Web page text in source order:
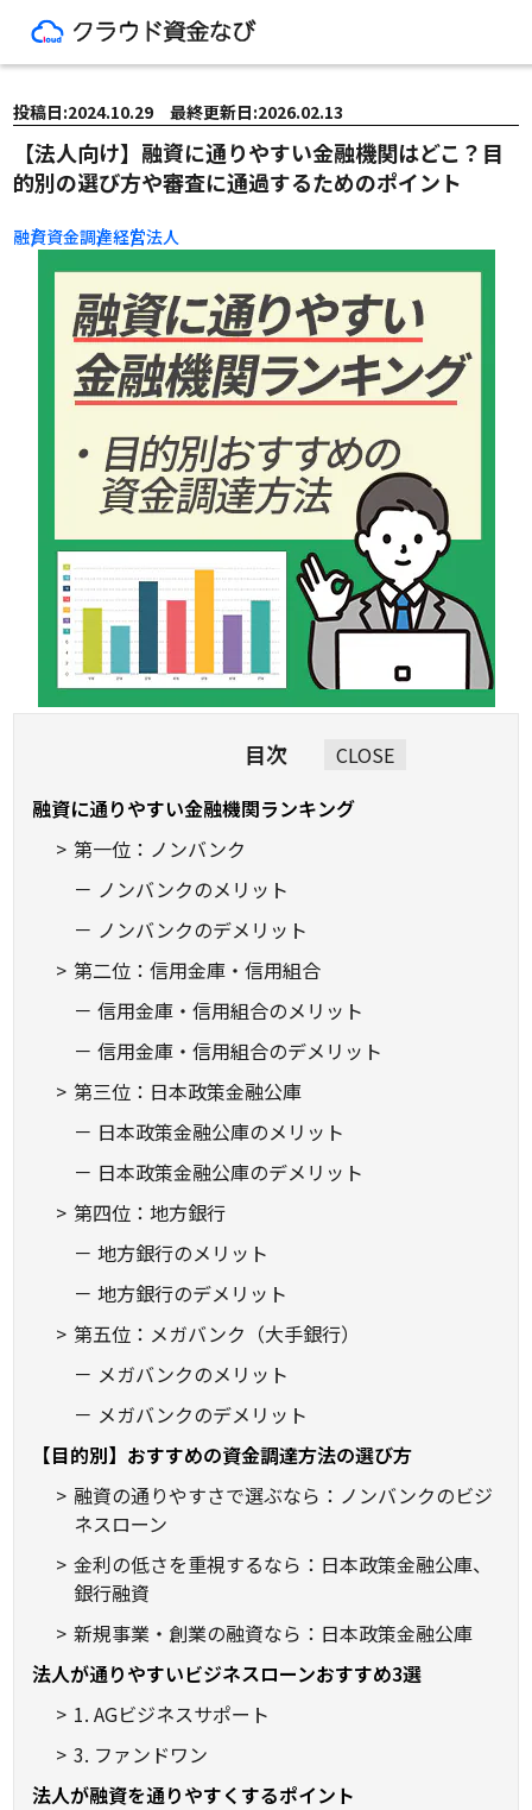
投稿日:2024.10.29 最終更新日:2026.02.13
【法人向け】融資に通りやすい金融機関はどこ？目
的別の選び方や審査に通過するためのポイント
融資資金調達経営法人
目次
CLOSE
融資に通りやすい金融機関ランキング
第一位：ノンバンク
ノンバンクのメリット
ノンバンクのデメリット
第二位：信用金庫・信用組合
信用金庫・信用組合のメリット
信用金庫・信用組合のデメリット
第三位：日本政策金融公庫
日本政策金融公庫のメリット
日本政策金融公庫のデメリット
第四位：地方銀行
地方銀行のメリット
地方銀行のデメリット
第五位：メガバンク（大手銀行）
メガバンクのメリット
メガバンクのデメリット
【目的別】おすすめの資金調達方法の選び方
融資の通りやすさで選ぶなら：ノンバンクのビジ
ネスローン
金利の低さを重視するなら：日本政策金融公庫、
銀行融資
新規事業・創業の融資なら：日本政策金融公庫
法人が通りやすいビジネスローンおすすめ3選
1. AGビジネスサポート
3. ファンドワン
法人が融資を通りやすくするポイント